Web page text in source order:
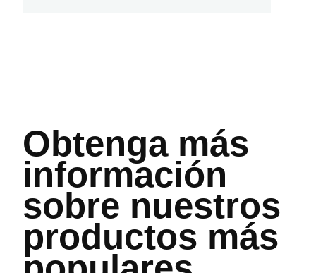
Obtenga más
información
sobre nuestros
productos más